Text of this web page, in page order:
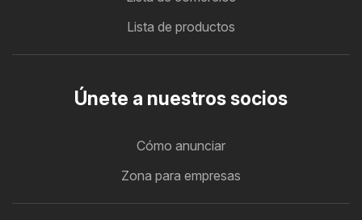
Lista de productos
Únete a nuestros socios
Cómo anunciar
Zona para empresas